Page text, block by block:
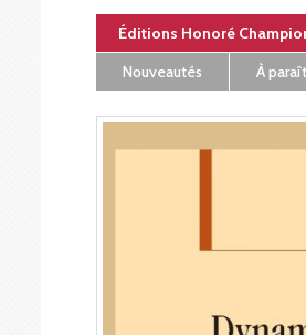
Éditions Honoré
Nouveautés
À